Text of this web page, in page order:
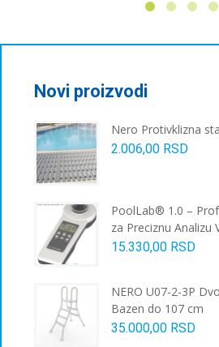
бити
изабране
на
страници
производа.
Novi proizvodi
Nero Protivklizna
2.006,00 RSD
PoolLab® 1.0 –
za Preciznu Analizu
15.330,00 RSD
NERO U07-2-3P
Bazen do 107 cm
35.000,00 RSD